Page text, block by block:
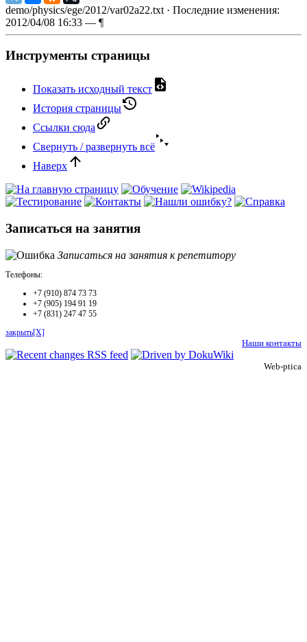
demo/physics/ege/2012/var02a22.txt · Последние изменения:
2012/04/08 16:33 — ¶
Инструменты страницы
Показать исходный текст
История страницы
Ссылки сюда
Свернуть / развернуть всё
Наверх
Записаться на занятия
Записаться на занятия к репетитору
Телефоны:
+7 (910) 874 73 73
+7 (905) 194 91 19
+7 (831) 247 47 55
закрыть[X]
Наши контакты
Web-ptica